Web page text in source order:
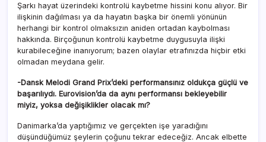
Şarkı hayat üzerindeki kontrolü kaybetme hissini konu alıyor. Bir
ilişkinin dağılması ya da hayatın başka bir önemli yönünün
herhangi bir kontrol olmaksızın aniden ortadan kaybolması
hakkında. Birçoğunun kontrolü kaybetme duygusuyla ilişki
kurabileceğine inanıyorum; bazen olaylar etrafınızda hiçbir etki
olmadan meydana gelir.
-Dansk Melodi Grand Prix’deki performansınız oldukça güçlü ve
başarılıydı. Eurovision’da da aynı performansı bekleyebilir
miyiz, yoksa değişiklikler olacak mı?
Danimarka’da yaptığımız ve gerçekten işe yaradığını
düşündüğümüz şeylerin çoğunu tekrar edeceğiz. Ancak elbette